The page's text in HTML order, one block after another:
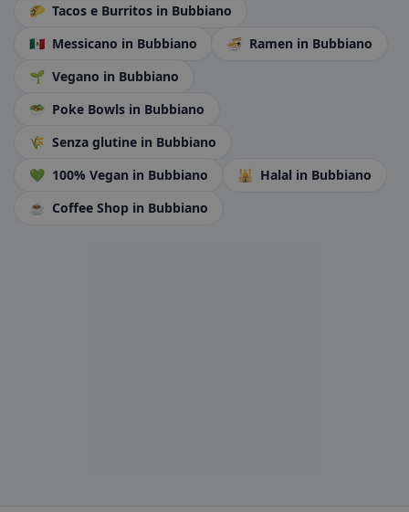
🌮 Tacos e Burritos in Bubbiano
🇲🇽 Messicano in Bubbiano 🍜 Ramen in Bubbiano
🌱 Vegano in Bubbiano
🥗 Poke Bowls in Bubbiano
🌾 Senza glutine in Bubbiano
💚 100% Vegan in Bubbiano 🕌 Halal in Bubbiano
☕ Coffee Shop in Bubbiano